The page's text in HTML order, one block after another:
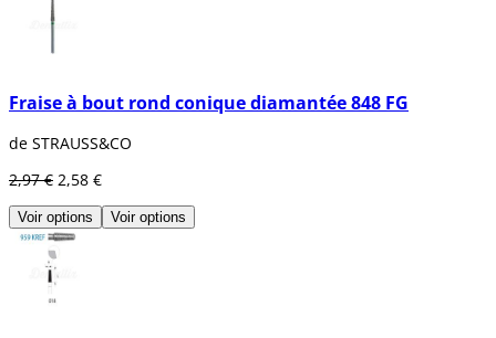
Chez Dentaltix, nous vous proposons
Fraise à bout rond conique diamantée 848 FG
de STRAUSS&CO
2,97 € 2,58 €
Voir options Voir options